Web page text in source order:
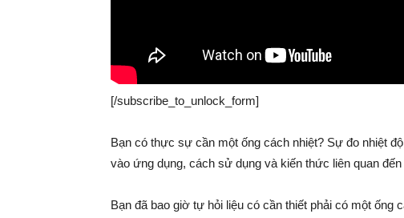
[/subscribe_to_unlock_form]
Bạn có thực sự cần một ống cách nhiệt? Sự đo nhiệt
vào ứng dụng, cách sử dụng và kiến thức liên quan
Bạn đã bao giờ tự hỏi liệu có cần thiết phải có một ống